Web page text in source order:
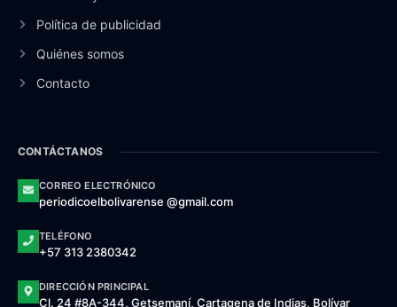
Política de publicidad
Quiénes somos
Contacto
CONTÁCTANOS
CORREO ELECTRÓNICO
periodicoelbolivarense @gmail.com
TELÉFONO
+57 313 2380342
DIRECCIÓN PRINCIPAL
Cl. 24 #8A-344, Getsemaní, Cartagena de Indias, Bolívar